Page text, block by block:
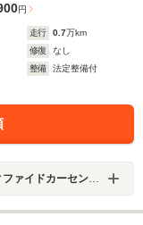
円
走行 0.7万km
修復
なし
整備
法定整備付
イドカーセンター